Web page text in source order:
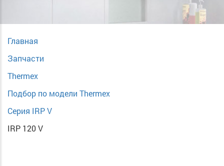
Главная
Запчасти
Thermex
Подбор по модели Thermex
Cерия IRP V
IRP 120 V